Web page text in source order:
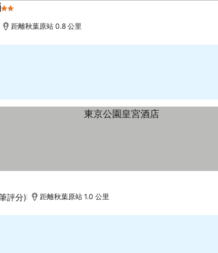
2 星級
距離秋葉原站 0.8 公里
評分) 距離秋葉原站 1.0 公里